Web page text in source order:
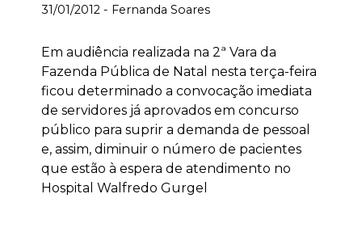
31/01/2012 - Fernanda Soares
Em audiência realizada na 2ª Vara da
Fazenda Pública de Natal nesta terça-feira
ficou determinado a convocação imediata
de servidores já aprovados em concurso
público para suprir a demanda de pessoal
e, assim, diminuir o número de pacientes
que estão à espera de atendimento no
Hospital Walfredo Gurgel